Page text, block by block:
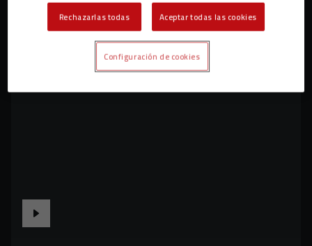
Rechazarlas todas Aceptar todas las cookies
Configuración de cookies